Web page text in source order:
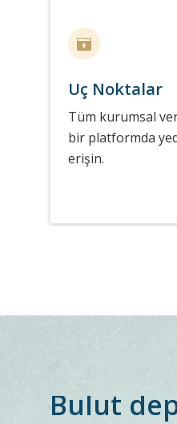
Uç Noktalar
Tüm kurumsal
bir platformda
erişin.
Bulut